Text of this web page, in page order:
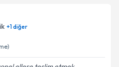
+1diğer